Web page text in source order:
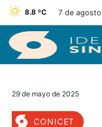
8.8 ºC 7 de
29 de mayo de 2025
CONICET